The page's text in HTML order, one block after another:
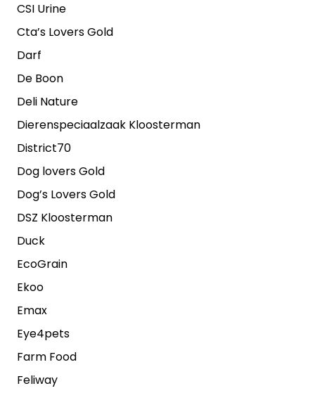
CSI Urine
Cta’s Lovers Gold
Darf
De Boon
Deli Nature
Dierenspeciaalzaak Kloosterman
District70
Dog lovers Gold
Dog’s Lovers Gold
DSZ Kloosterman
Duck
EcoGrain
Ekoo
Emax
Eye4pets
Farm Food
Feliway